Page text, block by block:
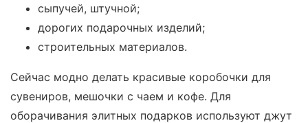
сыпучей, штучной;
дорогих подарочных изделий;
строительных материалов.
Сейчас модно делать красивые коробочки для
сувениров, мешочки с чаем и кофе. Для
оборачивания элитных подарков используют джут